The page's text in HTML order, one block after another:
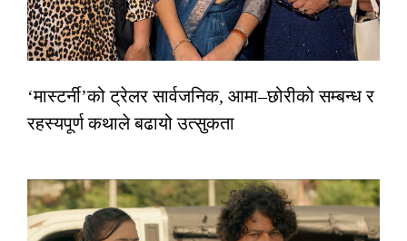
‘मास्टर्नी’को ट्रेलर सार्वजनिक, आमा–छोरीको सम्बन्ध र
रहस्यपूर्ण कथाले बढायो उत्सुकता